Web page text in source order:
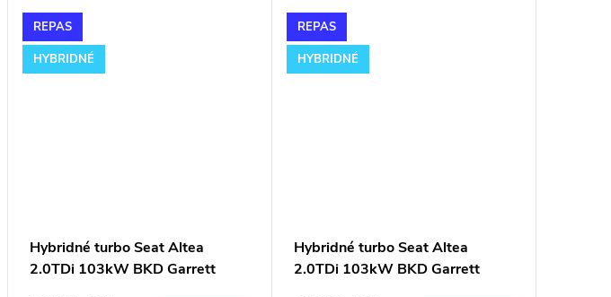
REPAS
HYBRIDNÉ
Hybridné turbo Seat Altea
2.0TDi 103kW BKD Garrett
REPAS
HYBRIDNÉ
Hybridné turbo Seat Altea
2.0TDi 103kW BKD Garrett